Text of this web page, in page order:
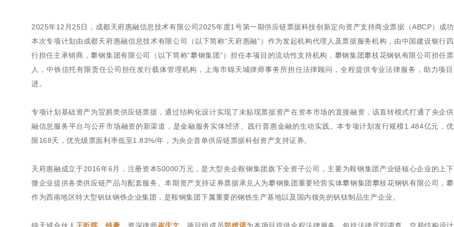
2025年12月25日，成都天府惠融信息技术有限公司2025年度1号第一期供应链票据科技创新定向资产支持商业票据（ABCP）成
本次专项计划由成都天府惠融信息技术有限公司（以下简称“天府惠融”）作为发起机构代理人及票据服务机构，由中国建设银行
行担任主承销商，攀钢集团有限公司（以下简称“攀钢集团”）担任本项目的流动性支持机构，攀钢集团攀枝花钢钒有限公司担任
人，中铁信托有限责任公司担任发行载体管理机构，上海市锦天城律师事务所担任法律顾问，全程提供专业法律服务，助力项
进。
专项计划基础资产为贸易类供应链票据，通过结构化设计实现了未贴现票据资产在资本市场的直接融资，该直转模式打通了央企
融信息服务平台与公开市场融资的新渠道，是金融服务实体经济、践行普惠金融的生动实践。本专项计划发行规模1.484亿元，
限168天，优先级票面利率低至1.83%/年，为央企首单供应链票据科创资产支持证券。
天府惠融成立于2016年6月，注册资本50000万元，是大型央企鞍钢集团旗下全资子公司，主要为鞍钢集团产业链核心企业的上
微企业提供各类供应链产品与配套服务。本期资产支持证券票据承兑人为攀钢集团重要经营实体攀钢集团攀枝花钢钒有限公司，
作为西南地区特大型钒钛钢铁企业集团，是鞍钢集团下属重要的钢铁生产基地以及国内领先的钒钛制品生产企业。